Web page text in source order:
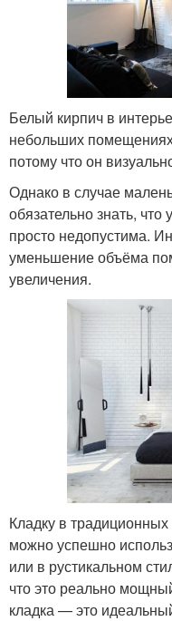
Белый кирпич в
небольших
потому что он
Однако в случае
обязательно знать,
просто недопустима.
уменьшение объёма
увеличения.
Кладку в
можно успешно
или в рустикальном
что это реально
кладка — это